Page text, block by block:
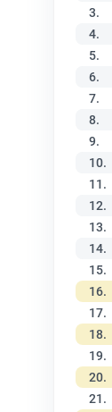
3.
4.
5.
6.
7.
8.
9.
10.
11.
12.
13.
14.
15.
16.
17.
18.
19.
20.
21.